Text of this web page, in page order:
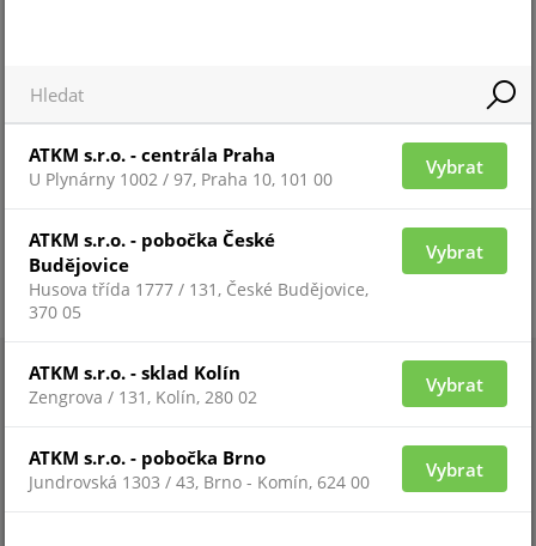
software NumberOK
ATKM s.r.o. - centrála Praha
U Plynárny 1002 / 97, Praha 10, 101 00
Vybrat
ATKM s.r.o. - pobočka České
Budějovice
Husova třída 1777 / 131, České Budějovice,
370 05
Vybrat
ATKM s.r.o. - sklad Kolín
Zengrova / 131, Kolín, 280 02
Vybrat
ATKM s.r.o. - pobočka Brno
Jundrovská 1303 / 43, Brno - Komín, 624 00
Vybrat